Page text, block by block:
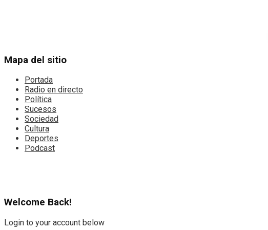
Mapa del sitio
Portada
Radio en directo
Política
Sucesos
Sociedad
Cultura
Deportes
Podcast
Welcome Back!
Login to your account below